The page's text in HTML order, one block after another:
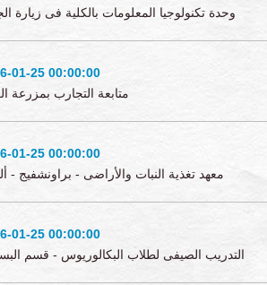
وحدة تكنولوجيا المعلومات بالكلية فى زيارة
01-25 00:00:00
متابعة التجارب بمزرعة
01-25 00:00:00
معهد تغذية النبات والأراضى - براونشفيج -
01-25 00:00:00
التدريب الصيفى لطلاب البكالوريوس - قسم